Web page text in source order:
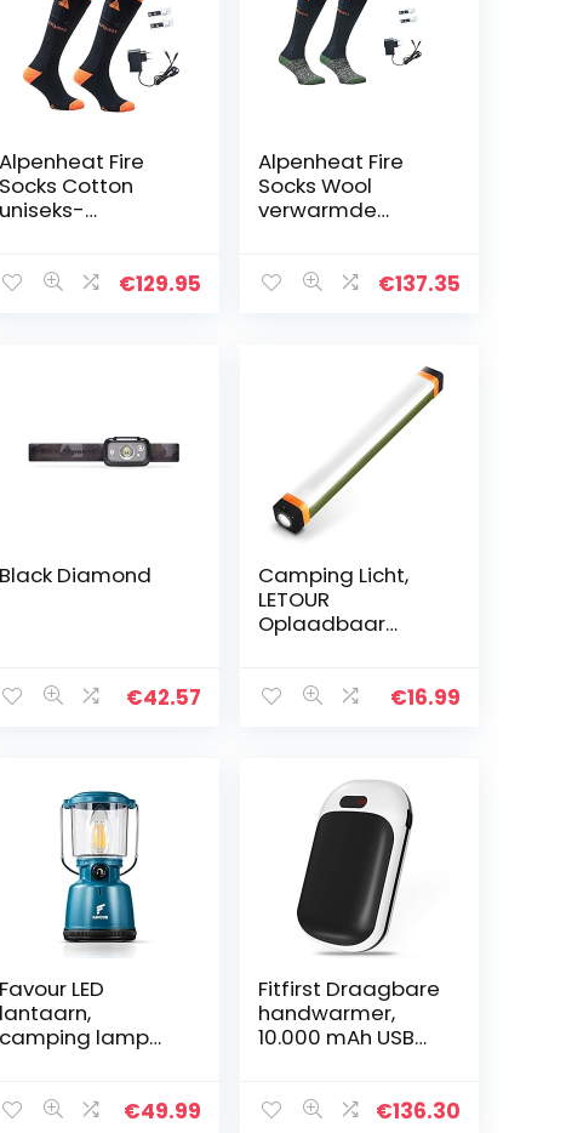
Alpenheat Fire
Socks Cotton
uniseks-
sokken
€129.95
Alpenheat Fire
Socks Wool
verwarmde
€137.35
Black Diamond
€42.57
Camping Licht,
LETOUR
Oplaadbaar
Camping
Oplaadbare…
€16.99
Favour LED
lantaarn,
camping lamp
IP64 waterdicht,
€49.99
Fitfirst Draagbare
handwarmer,
10.000 mAh USB
zakhandwarmer
€136.30